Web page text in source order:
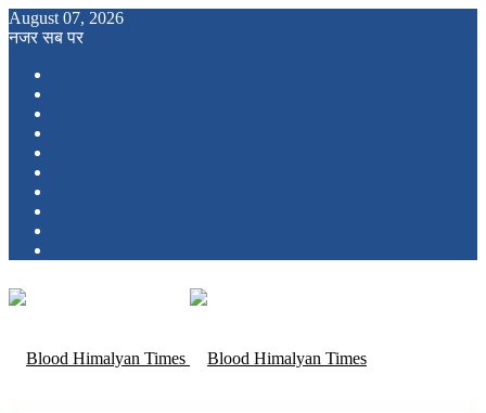
August 07, 2026
नजर सब पर